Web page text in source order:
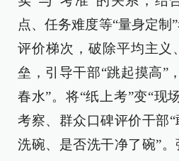
点、任务难度等“量身定制
评价梯次，破除平均主义
垒，引导干部“跳起摸高”
春水”。将“纸上考”变“现
考察、群众口碑评价干部
洗碗、是否洗干净了碗”。